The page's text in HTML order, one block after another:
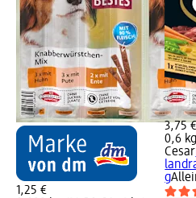
1,25 €
3,75
0,6
Cesar
g